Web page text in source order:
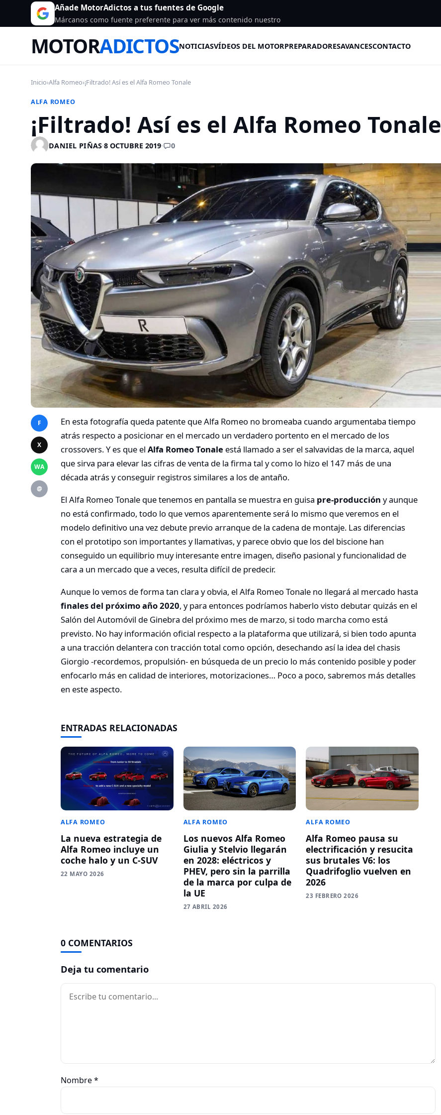
Añade MotorAdictos a tus fuentes de Google
Márcanos como fuente preferente para ver más contenido nuestro
MOTORADICTOSNOTICIASVÍDEOS DEL MOTORPREPARADORESAVANCESCONTACTO
Inicio›Alfa Romeo›¡Filtrado! Así es el Alfa Romeo Tonale
ALFA ROMEO
¡Filtrado! Así es el Alfa Romeo Tonale
DANIEL PIÑAS·8 OCTUBRE 2019· 0
F
X
WA
@
En esta fotografía queda patente que Alfa Romeo no bromeaba cuando argumentaba tiempo
atrás respecto a posicionar en el mercado un verdadero portento en el mercado de los
crossovers. Y es que el Alfa Romeo Tonale está llamado a ser el salvavidas de la marca, aquel
que sirva para elevar las cifras de venta de la firma tal y como lo hizo el 147 más de una
década atrás y conseguir registros similares a los de antaño.
El Alfa Romeo Tonale que tenemos en pantalla se muestra en guisa pre-producción y aunque
no está confirmado, todo lo que vemos aparentemente será lo mismo que veremos en el
modelo definitivo una vez debute previo arranque de la cadena de montaje. Las diferencias
con el prototipo son importantes y llamativas, y parece obvio que los del biscione han
conseguido un equilibrio muy interesante entre imagen, diseño pasional y funcionalidad de
cara a un mercado que a veces, resulta difícil de predecir.
Aunque lo vemos de forma tan clara y obvia, el Alfa Romeo Tonale no llegará al mercado hasta
finales del próximo año 2020, y para entonces podríamos haberlo visto debutar quizás en el
Salón del Automóvil de Ginebra del próximo mes de marzo, si todo marcha como está
previsto. No hay información oficial respecto a la plataforma que utilizará, si bien todo apunta
a una tracción delantera con tracción total como opción, desechando así la idea del chasis
Giorgio -recordemos, propulsión- en búsqueda de un precio lo más contenido posible y poder
enfocarlo más en calidad de interiores, motorizaciones… Poco a poco, sabremos más detalles
en este aspecto.
ENTRADAS RELACIONADAS
ALFA ROMEO
La nueva estrategia de
Alfa Romeo incluye un
coche halo y un C-SUV
22 MAYO 2026
ALFA ROMEO
Los nuevos Alfa Romeo
Giulia y Stelvio llegarán
en 2028: eléctricos y
PHEV, pero sin la parrilla
de la marca por culpa de
la UE
27 ABRIL 2026
ALFA ROMEO
Alfa Romeo pausa su
electrificación y resucita
sus brutales V6: los
Quadrifoglio vuelven en
2026
23 FEBRERO 2026
0 COMENTARIOS
Deja tu comentario
Comentario
Nombre*